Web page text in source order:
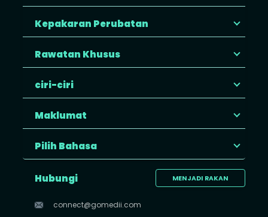
Kepakaran Perubatan
Rawatan Khusus
ciri-ciri
Maklumat
Pilih Bahasa
MENJADI RAKAN
Hubungi
connect@gomedii.com